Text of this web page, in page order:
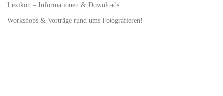
Lexikon – Informationen & Downloads . . .
Workshops & Vorträge rund ums Fotografieren!